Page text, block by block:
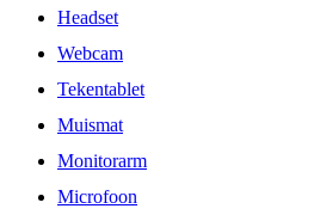
Headset
Webcam
Tekentablet
Muismat
Monitorarm
Microfoon